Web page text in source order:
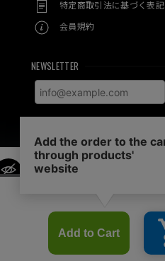
特定商取引法に基づく表記
会員規約
NEWSLETTER